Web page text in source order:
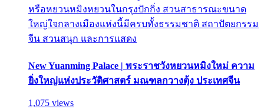
หรือหยวนหมิงหยวนในกรุงปักกิ่ง สวนสาธารณะขนาด
ใหญ่ใจกลางเมืองแห่งนี้มีครบทั้งธรรมชาติ สถาปัตยกรรม
จีน สวนสนุก และการแสดง
New Yuanming Palace | พระราชวังหยวนหมิงใหม่ ความ
ยิ่งใหญ่แห่งประวัติศาสตร์ มณฑลกวางตุ้ง ประเทศจีน
1,075 views